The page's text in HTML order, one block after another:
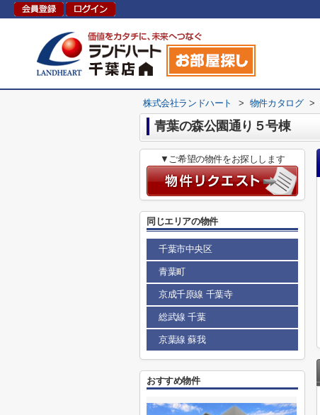
株式会社ランドハート > 物件カタログ >
青葉の森公園通り５号棟
▼ご希望の物件をお探しします
同じエリアの物件
千葉市中央区
青葉町
京成千原線 千葉寺
総武線 千葉
京葉線 蘇我
おすすめ物件